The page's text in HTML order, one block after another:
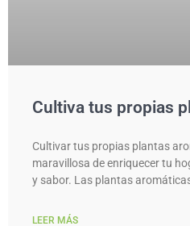
Cultiva tus propias
Cultivar tus propias plantas
maravillosa de enriquecer tu
y sabor. Las plantas
LEER MÁS